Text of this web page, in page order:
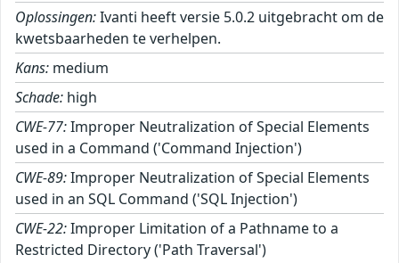
Oplossingen:Ivanti heeft versie 5.0.2 uitgebracht om de
kwetsbaarheden te verhelpen.
Kans: medium
Schade: high
CWE-77:Improper Neutralization of Special Elements
used in a Command ('Command Injection')
CWE-89:Improper Neutralization of Special Elements
used in an SQL Command ('SQL Injection')
CWE-22:Improper Limitation of a Pathname to a
Restricted Directory ('Path Traversal')